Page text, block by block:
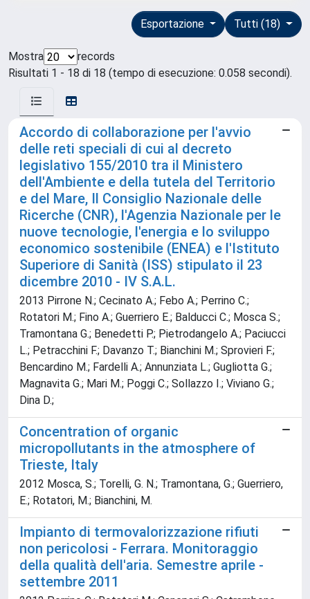
Tutti (18)
Esportazione
Mostra
records
Risultati 1 - 18 di 18 (tempo di esecuzione: 0.058 secondi).
Accordo di collaborazione per l'avvio
delle reti speciali di cui al decreto
legislativo 155/2010 tra il Ministero
dell'Ambiente e della tutela del Territorio
e del Mare, Il Consiglio Nazionale delle
Ricerche (CNR), l'Agenzia Nazionale per le
nuove tecnologie, l'energia e lo sviluppo
economico sostenibile (ENEA) e l'Istituto
Superiore di Sanità (ISS) stipulato il 23
dicembre 2010 - IV S.A.L.
2013 Pirrone N.; Cecinato A.; Febo A.; Perrino C.;
Rotatori M.; Fino A.; Guerriero E.; Balducci C.; Mosca S.;
Tramontana G.; Benedetti P.; Pietrodangelo A.; Paciucci
L.; Petracchini F.; Davanzo T.; Bianchini M.; Sprovieri F.;
Bencardino M.; Fardelli A.; Annunziata L.; Gugliotta G.;
Magnavita G.; Mari M.; Poggi C.; Sollazzo I.; Viviano G.;
Dina D.;
Concentration of organic
micropollutants in the atmosphere of
Trieste, Italy
2012 Mosca, S.; Torelli, G. N.; Tramontana, G.; Guerriero,
E.; Rotatori, M.; Bianchini, M.
Impianto di termovalorizzazione rifiuti
non pericolosi - Ferrara. Monitoraggio
della qualità dell'aria. Semestre aprile -
settembre 2011